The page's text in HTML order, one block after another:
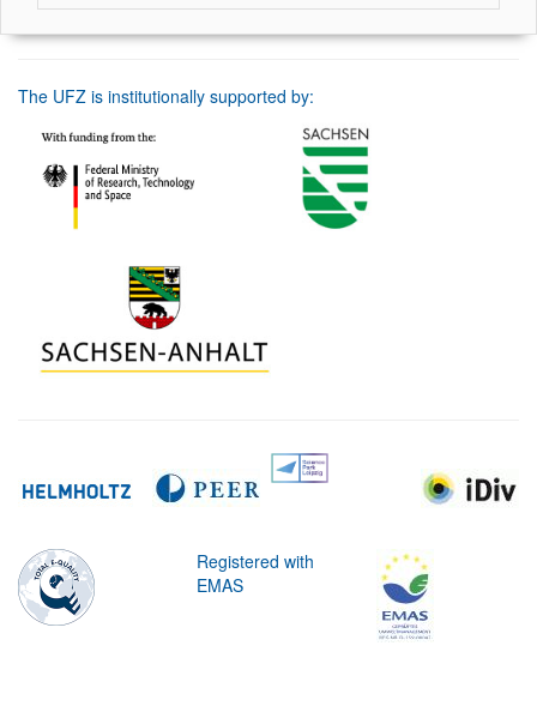
The UFZ is institutionally supported by:
Registered with
EMAS